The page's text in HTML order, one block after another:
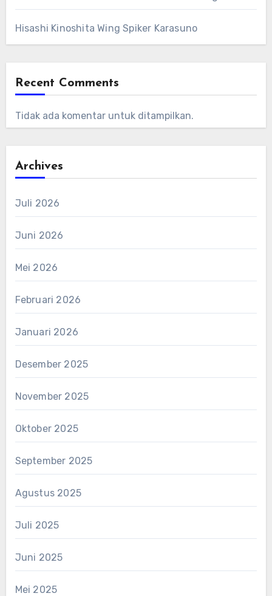
Hisashi Kinoshita Wing Spiker Karasuno
Recent Comments
Tidak ada komentar untuk ditampilkan.
Archives
Juli 2026
Juni 2026
Mei 2026
Februari 2026
Januari 2026
Desember 2025
November 2025
Oktober 2025
September 2025
Agustus 2025
Juli 2025
Juni 2025
Mei 2025